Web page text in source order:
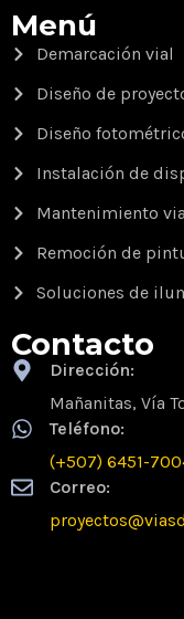
Menú
Demarcación vial
Diseño de
Diseño
Instalación de
Mantenimiento
Remoción de
Soluciones de
Contacto
Dirección:
Mañanitas, Vía
Teléfono:
(+507) 6451-
Correo: